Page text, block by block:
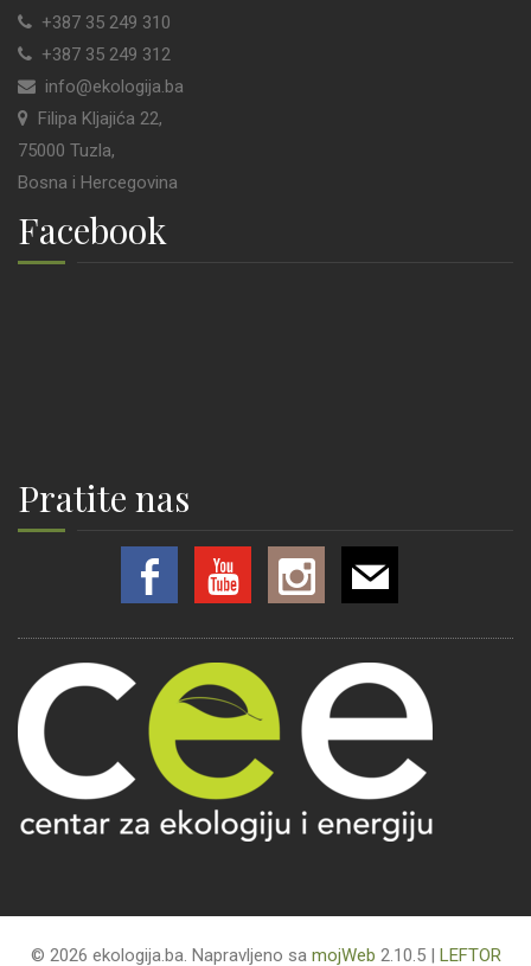
+387 35 249 310
+387 35 249 312
info@ekologija.ba
Filipa Kljajića 22,
75000 Tuzla,
Bosna i Hercegovina
Facebook
Pratite nas
© 2026 ekologija.ba. Napravljeno sa mojWeb 2.10.5 | LEFTOR